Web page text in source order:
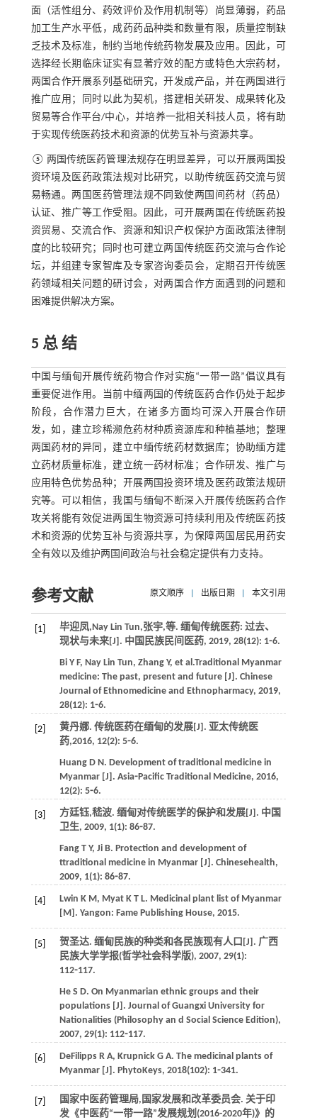
面（活性组分、药效评价及作用机制等）尚显薄弱，药品
加工生产水平低，成药药品种类和数量有限，质量控制缺
乏技术及标准，制约当地传统药物发展及应用。因此，可
选择经长期临床证实有显著疗效的配方或特色大宗药材，
两国合作开展系列基础研究，开发成产品，并在两国进行
推广应用；同时以此为契机，搭建相关研发、成果转化及
贸易等合作平台/中心，并培养一批相关科技人员，将有助
于实现传统医药技术和资源的优势互补与资源共享。
⑤ 两国传统医药管理法规存在明显差异，可以开展两国投
资环境及医药政策法规对比研究，以助传统医药交流与贸
易畅通。两国医药管理法规不同致使两国间药材（药品）
认证、推广等工作受阻。因此，可开展两国在传统医药投
资贸易、交流合作、资源和知识产权保护方面政策法律制
度的比较研究；同时也可建立两国传统医药交流与合作论
坛，并组建专家智库及专家咨询委员会，定期召开传统医
药领域相关问题的研讨会，对两国合作方面遇到的问题和
困难提供解决方案。
5 总 结
中国与缅甸开展传统药物合作对实施“一带一路”倡议具有
重要促进作用。当前中缅两国的传统医药合作仍处于起步
阶段，合作潜力巨大，在诸多方面均可深入开展合作研
发，如，建立珍稀濒危药材种质资源库和种植基地；整理
两国药材的异同，建立中缅传统药材数据库；协助缅方建
立药材质量标准，建立统一药材标准；合作研发、推广与
应用特色优势品种；开展两国投资环境及医药政策法规研
究等。可以相信，我国与缅甸不断深入开展传统医药合作
攻关将能有效促进两国生物资源可持续利用及传统医药技
术和资源的优势互补与资源共享，为保障两国居民用药安
全有效以及维护两国间政治与社会稳定提供有力支持。
参考文献 原文顺序 出版日期 本文引用
[1] 毕迎凤,Nay Lin Tun,张宇,等. 缅甸传统医药: 过去、
现状与未来[J]. 中国民族民间医药, 2019, 28(12): 1⁃6.
Bi Y F, Nay Lin Tun, Zhang Y, et al.Traditional Myanmar
medicine: The past, present and future [J]. Chinese
Journal of Ethnomedicine and Ethnopharmacy, 2019,
28(12): 1⁃6.
[2] 黄丹娜. 传统医药在缅甸的发展[J]. 亚太传统医
药,2016, 12(2): 5⁃6.
Huang D N. Development of traditional medicine in
Myanmar [J]. Asia⁃Pacific Traditional Medicine, 2016,
12(2): 5⁃6.
[3] 方廷钰,嵇波. 缅甸对传统医学的保护和发展[J]. 中国
卫生, 2009, 1(1): 86⁃87.
Fang T Y, Ji B. Protection and development of
ttraditional medicine in Myanmar [J]. Chinesehealth,
2009, 1(1): 86⁃87.
[4] Lwin K M, Myat K T L. Medicinal plant list of Myanmar
[M]. Yangon: Fame Publishing House, 2015.
[5] 贺圣达. 缅甸民族的种类和各民族现有人口[J]. 广西
民族大学学报(哲学社会科学版), 2007, 29(1):
112⁃117.
He S D. On Myanmarian ethnic groups and their
populations [J]. Journal of Guangxi University for
Nationalities (Philosophy an d Social Science Edition),
2007, 29(1): 112⁃117.
[6] DeFilipps R A, Krupnick G A. The medicinal plants of
Myanmar [J]. PhytoKeys, 2018(102): 1⁃341.
[7]
国家中医药管理局,国家发展和改革委员会. 关于印
发《中医药“一带一路”发展规划(2016-2020年)》的